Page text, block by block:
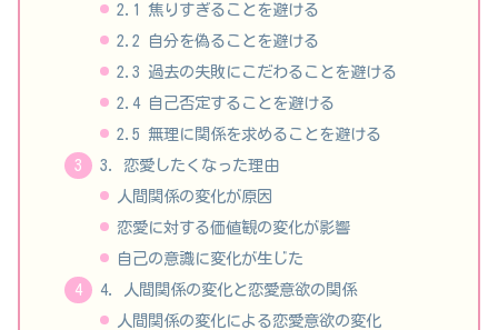
2.1 焦りすぎることを避ける
2.2 自分を偽ることを避ける
2.3 過去の失敗にこだわることを避ける
2.4 自己否定することを避ける
2.5 無理に関係を求めることを避ける
3. 恋愛したくなった理由
人間関係の変化が原因
恋愛に対する価値観の変化が影響
自己の意識に変化が生じた
4. 人間関係の変化と恋愛意欲の関係
人間関係の変化による恋愛意欲の変化